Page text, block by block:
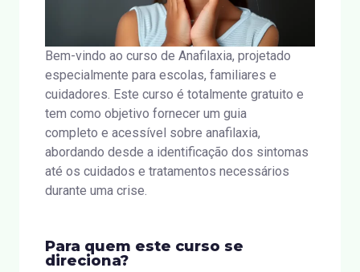
Bem-vindo ao curso de Anafilaxia, projetado
especialmente para escolas, familiares e
cuidadores. Este curso é totalmente gratuito e
tem como objetivo fornecer um guia
completo e acessível sobre anafilaxia,
abordando desde a identificação dos sintomas
até os cuidados e tratamentos necessários
durante uma crise.
Para quem este curso se
direciona?